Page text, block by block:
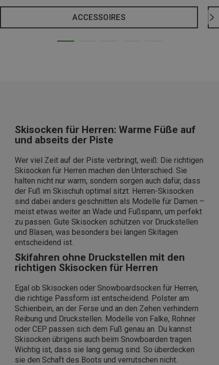
ACCESSOIRES
Skisocken für Herren: Warme Füße auf
und abseits der Piste
Wer viel Zeit auf der Piste verbringt, weiß: Die richtigen
Skisocken für Herren machen den Unterschied. Sie
halten nicht nur warm, sondern sorgen auch dafür, dass
der Fuß im Skischuh optimal sitzt. Herren-Skisocken
sind dabei anders geschnitten als Modelle für Damen –
meist etwas weiter an Wade und Fußspann, um perfekt
zu passen. Gute Skisocken schützen vor Druckstellen
und Blasen, was besonders bei langen Skitagen
entscheidend ist.
Skifahren ohne Druckstellen mit den
richtigen Skisocken für Herren
Egal ob Skisocken oder Snowboardsocken für Herren,
die richtige Passform ist entscheidend. Polster am
Schienbein, an der Ferse und an den Zehen verhindern
Reibung und Druckstellen. Modelle von Falke, Rohner
oder CEP passen sich dem Fuß genau an. Du kannst
Skisocken übrigens auch beim Snowboarden tragen.
Wichtig ist, dass sie lang genug sind. So überdecken
sie den Schaft des Boots und verrutschen nicht.